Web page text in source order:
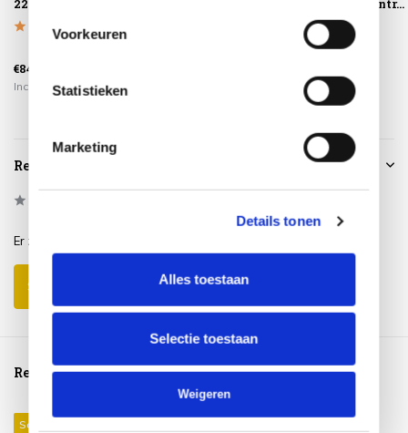
Voorkeuren
Statistieken
Marketing
Details tonen
Alles toestaan
Selectie toestaan
Weigeren
220x220xH70
€84,95
Incl. btw
aluminium antr...
€549,00
Incl. btw
Reviews
Er zijn nog geen reviews geschreven over dit product..
Schrijf je eigen review
Reeds bekeken
Sale 24%